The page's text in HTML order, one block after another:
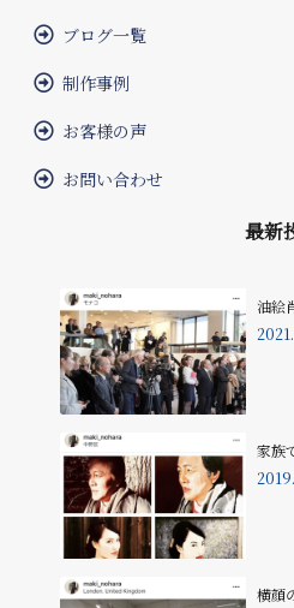
ブログ一覧
制作事例
お客様の声
お問い合わせ
最新
油絵
家族
横顔